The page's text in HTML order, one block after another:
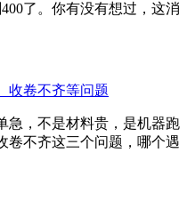
了。你有没有想过，这消
收卷不齐等问题
急，不是材料贵，是机器跑
卷不齐这三个问题，哪个遇